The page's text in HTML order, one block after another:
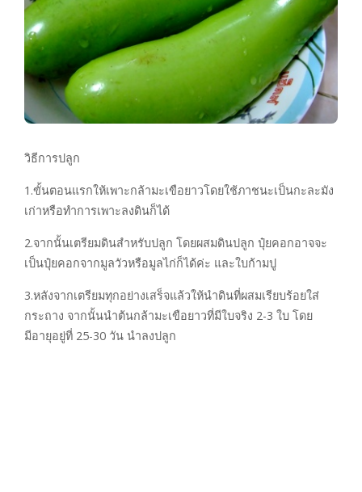
วิธีการปลูก
1.ขั้นตอนแรกให้เพาะกล้ามะเขือยาวโดยใช้ภาชนะเป็นกะละมัง
เก่าหรือทำการเพาะลงดินก็ได้
2.จากนั้นเตรียมดินสำหรับปลูก โดยผสมดินปลูก ปุ๋ยคอกอาจจะ
เป็นปุ๋ยคอกจากมูลวัวหรือมูลไก่ก็ได้ค่ะ และใบก้ามปู
3.หลังจากเตรียมทุกอย่างเสร็จแล้วให้นำดินที่ผสมเรียบร้อยใส่
กระถาง จากนั้นนำต้นกล้ามะเขือยาวที่มีใบจริง 2-3 ใบ โดย
มีอายุอยู่ที่ 25-30 วัน นำลงปลูก